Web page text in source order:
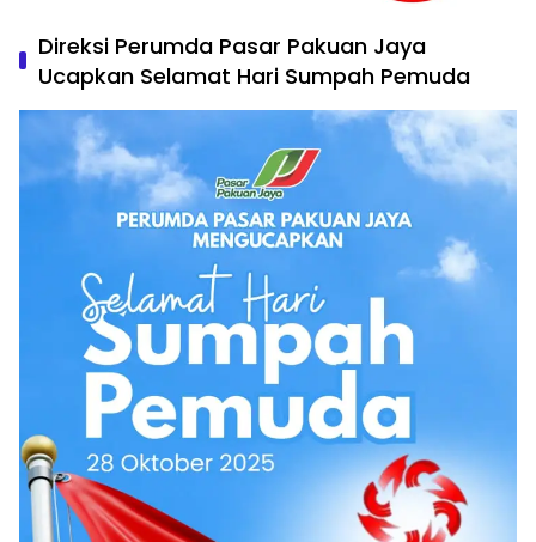
Direksi Perumda Pasar Pakuan Jaya
Ucapkan Selamat Hari Sumpah Pemuda